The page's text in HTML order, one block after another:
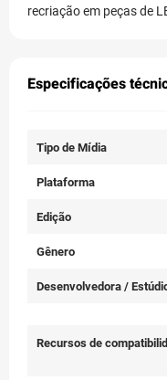
recriação em peças de
Especificações
Tipo de Mídia
Plataforma
Edição
Gênero
Desenvolvedora /
Recursos de